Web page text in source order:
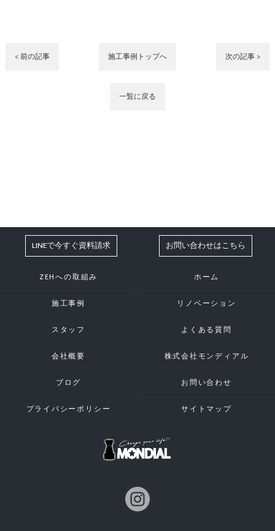
< 前の記事 施工事例トップへ 次の記事 >
一覧に戻る
LINEで今すぐ資料請求 お問い合わせはこちら
ZEHへの取組み ホーム
施工事例 リノベーション
スタッフ よくある質問
会社概要 株式会社モンディアル
ブログ お問い合わせ
プライバシーポリシー サイトマップ